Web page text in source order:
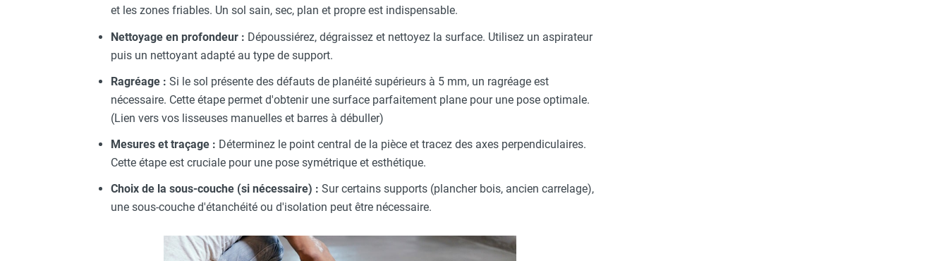
et les zones friables. Un sol sain, sec, plan et propre est indispensable.
Nettoyage en profondeur : Dépoussiérez, dégraissez et nettoyez la surface. Utilisez un aspirateur
puis un nettoyant adapté au type de support.
Ragréage : Si le sol présente des défauts de planéité supérieurs à 5 mm, un ragréage est
nécessaire. Cette étape permet d'obtenir une surface parfaitement plane pour une pose optimale.
(Lien vers vos lisseuses manuelles et barres à débuller)
Mesures et traçage : Déterminez le point central de la pièce et tracez des axes perpendiculaires.
Cette étape est cruciale pour une pose symétrique et esthétique.
Choix de la sous-couche (si nécessaire) : Sur certains supports (plancher bois, ancien carrelage),
une sous-couche d'étanchéité ou d'isolation peut être nécessaire.